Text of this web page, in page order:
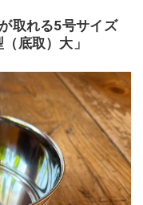
取れる5号サイズ
底取）大」